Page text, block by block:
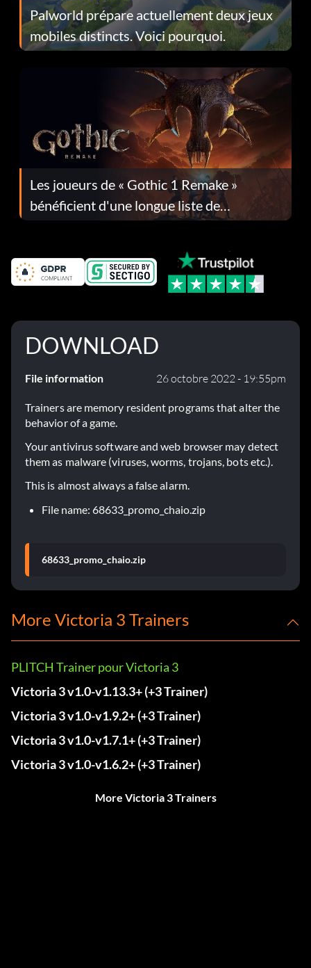
Palworld prépare actuellement deux jeux
mobiles distincts. Voici pourquoi.
Les joueurs de « Gothic 1 Remake »
bénéficient d'une longue liste de
corrections dans la mise à jour 1.0.4
DOWNLOAD
File information 26 octobre 2022 - 19:55pm
Trainers are memory resident programs that alter the
behavior of a game.
Your antivirus software and web browser may detect
them as malware (viruses, worms, trojans, bots etc.).
This is almost always a false alarm.
File name: 68633_promo_chaio.zip
68633_promo_chaio.zip
More Victoria 3 Trainers
PLITCH Trainer pour Victoria 3
Victoria 3 v1.0-v1.13.3+ (+3 Trainer)
Victoria 3 v1.0-v1.9.2+ (+3 Trainer)
Victoria 3 v1.0-v1.7.1+ (+3 Trainer)
Victoria 3 v1.0-v1.6.2+ (+3 Trainer)
More Victoria 3 Trainers